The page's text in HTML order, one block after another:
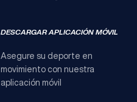
DESCARGAR APLICACIÓN MÓVIL
Asegure su deporte en
movimiento con nuestra
aplicación móvil